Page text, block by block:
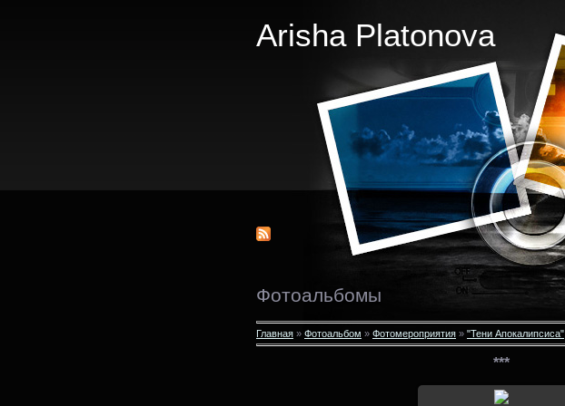
Arisha Platonova
Фотоальбомы
Главная » Фотоальбом » Фотомероприятия » "Тени Апокалипсиса"
***